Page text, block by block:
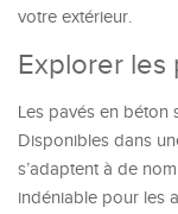
votre extérieur.
Explorer les
Les pavés en béton
Disponibles dans
s’adaptent à de
indéniable pour les